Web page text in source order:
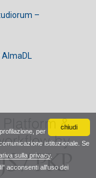
chiudi
per
istituzionale. Se
sulla privacy.
acconsenti all'uso dei
–
AlmaDL